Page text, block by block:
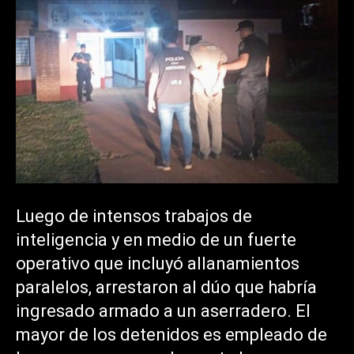
Luego de intensos trabajos de
inteligencia y en medio de un fuerte
operativo que incluyó allanamientos
paralelos, arrestaron al dúo que habría
ingresado armado a un aserradero. El
mayor de los detenidos es empleado de